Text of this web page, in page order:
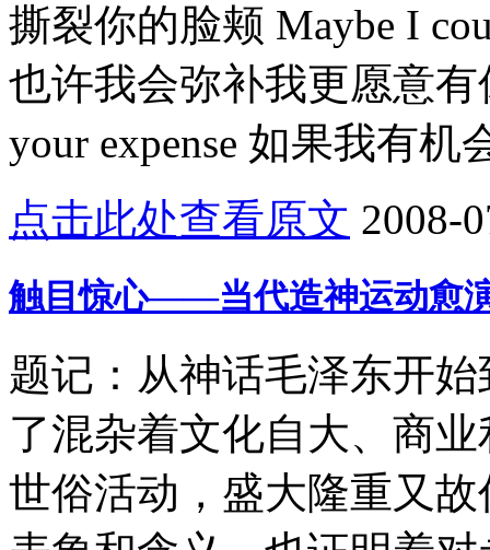
撕裂你的脸颊 Maybe I
也许我会弥补我更愿意有
your expense 如果我有机
点击此处查看原文 2008-
触目惊心——当代造神运动愈
题记：从神话毛泽东开
了混杂着文化自大、商
世俗活动，盛大隆重又